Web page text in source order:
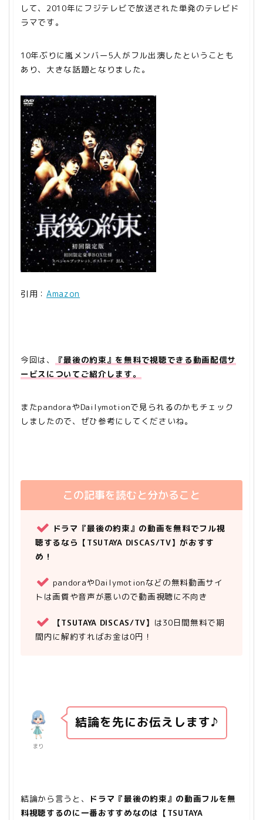
して、2010年にフジテレビで放送された単発のテレビド
ラマです。
10年ぶりに嵐メンバー5人がフル出演したということも
あり、大きな話題となりました。
引用：Amazon
今回は、
『最後の約束』を無料で視聴できる動画配信サ
ービスについてご紹介します。
またpandoraやDailymotionで見られるのかもチェック
しましたので、ぜひ参考にしてくださいね。
この記事を読むと分かること
ドラマ『最後の約束』の動画を無料でフル視
聴するなら【TSUTAYA DISCAS/TV】がおすす
め！
pandoraやDailymotionなどの無料動画サイ
トは画質や音声が悪いので動画視聴に不向き
【TSUTAYA DISCAS/TV】 は30日間無料で期
間内に解約すればお金は0円！
まり
結論を先にお伝えします♪
結論から言うと、
ドラマ『最後の約束』の動画フルを無
料視聴するのに一番おすすめなのは【TSUTAYA